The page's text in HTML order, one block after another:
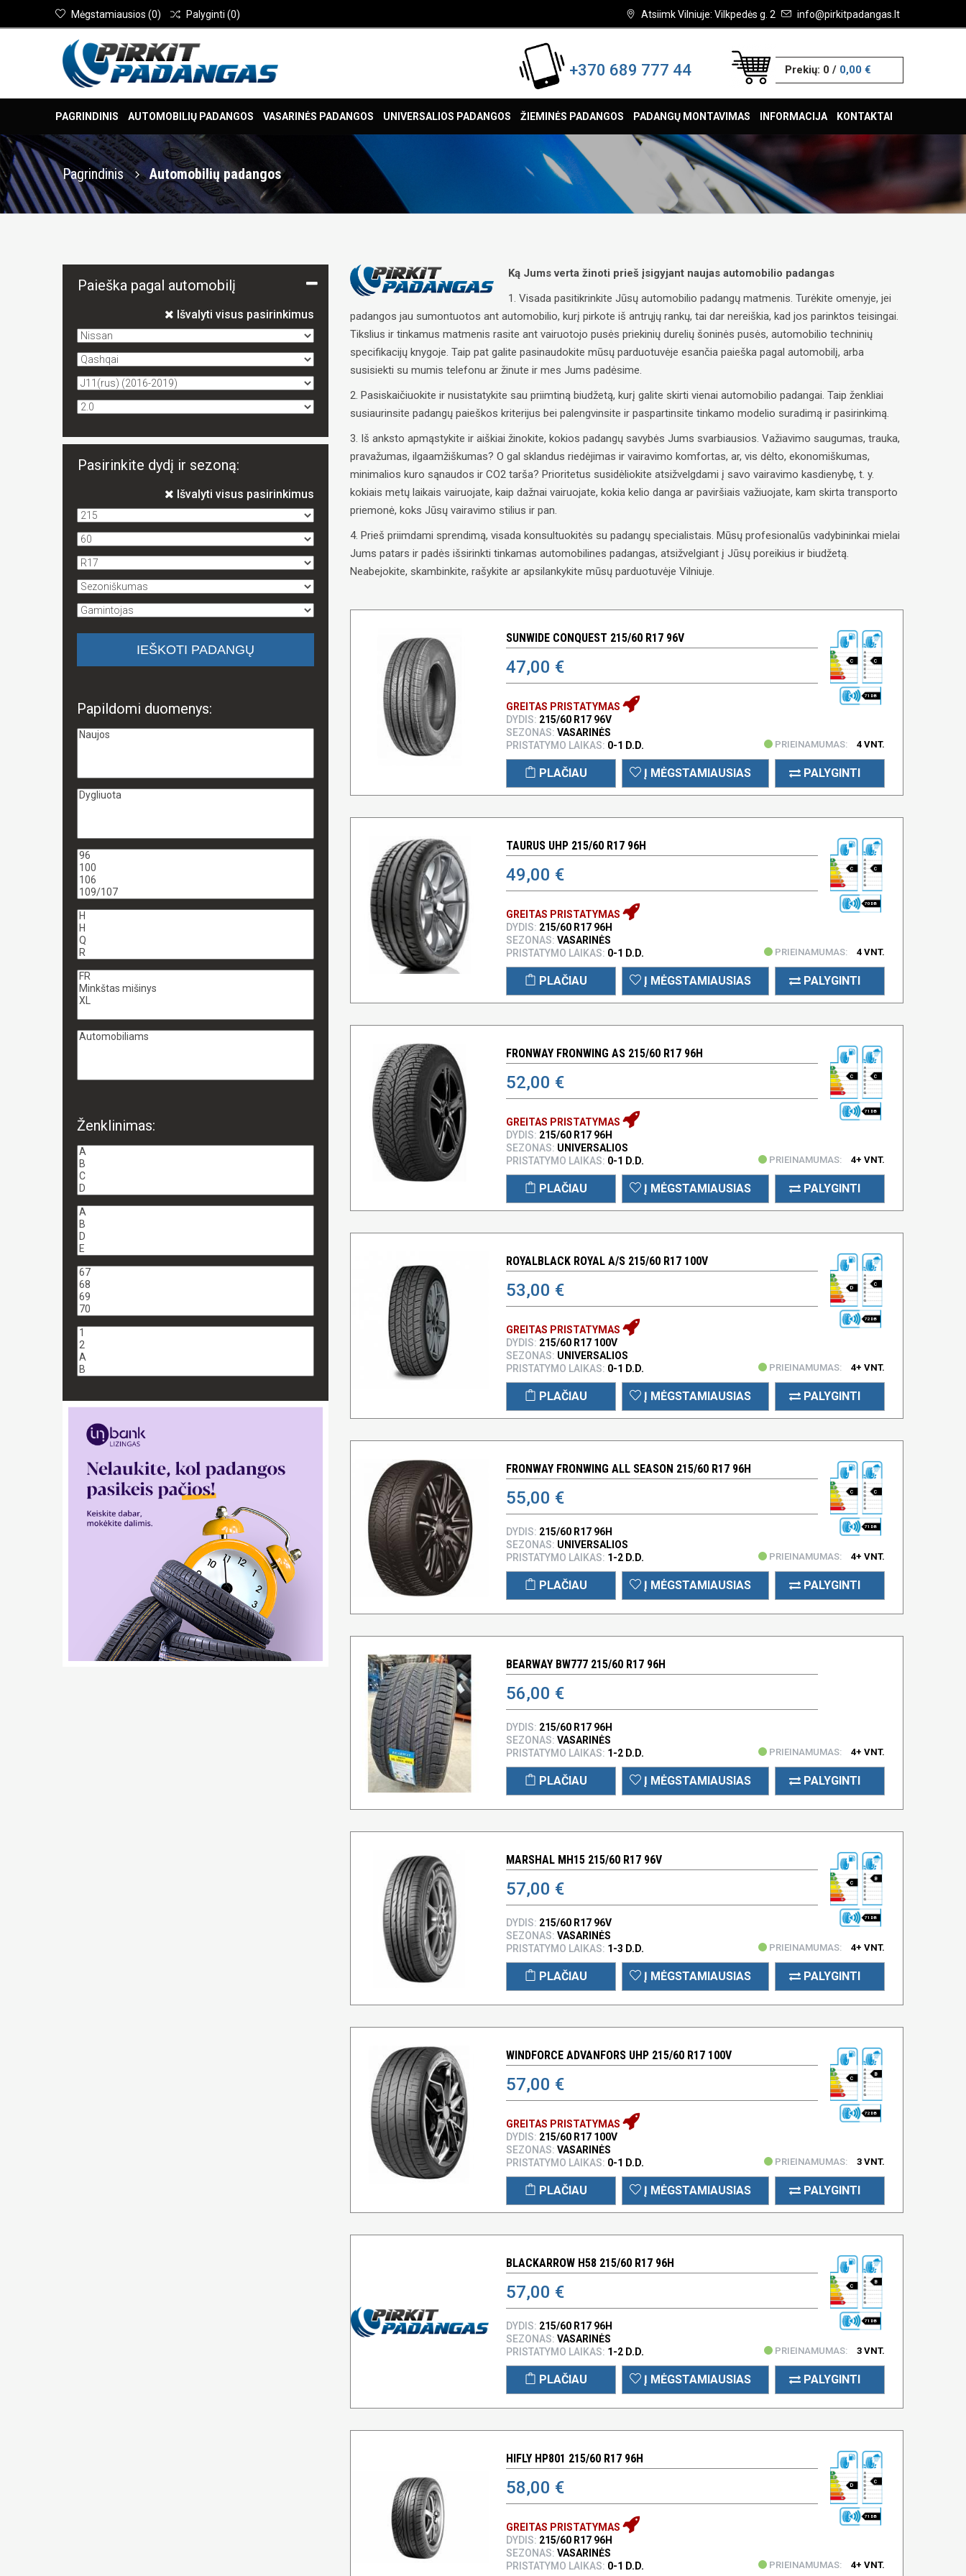
Atsiimk Vilniuje: Vilkpedės g. 2 info@pirkitpadangas.lt
Mėgstamiausios (0) Palyginti (0)
+370 689 777 44 Prekių: 0/ 0,00 €
PAGRINDINIS AUTOMOBILIŲ PADANGOS VASARINĖS PADANGOS UNIVERSALIOS PADANGOS ŽIEMINĖS PADANGOS PADANGŲ MONTAVIMAS INFORMACIJA KONTAKTAI
Pagrindinis Automobilių padangos
Paieška pagal automobilį
Išvalyti visus pasirinkimus
Pasirinkite dydį ir sezoną:
Išvalyti visus pasirinkimus
Papildomi duomenys:
Ženklinimas:
Ką Jums verta žinoti prieš įsigyjant naujas automobilio padangas
1. Visada pasitikrinkite Jūsų automobilio padangų matmenis. Turėkite omenyje, jei
padangos jau sumontuotos ant automobilio, kurį pirkote iš antrųjų rankų, tai dar nereiškia, kad jos parinktos teisingai.
Tikslius ir tinkamus matmenis rasite ant vairuotojo pusės priekinių durelių šoninės pusės, automobilio techninių
specifikacijų knygoje. Taip pat galite pasinaudokite mūsų parduotuvėje esančia paieška pagal automobilį, arba
susisiekti su mumis telefonu ar žinute ir mes Jums padėsime.
2. Pasiskaičiuokite ir nusistatykite sau priimtiną biudžetą, kurį galite skirti vienai automobilio padangai. Taip ženkliai
susiaurinsite padangų paieškos kriterijus bei palengvinsite ir paspartinsite tinkamo modelio suradimą ir pasirinkimą.
3. Iš anksto apmąstykite ir aiškiai žinokite, kokios padangų savybės Jums svarbiausios. Važiavimo saugumas, trauka,
pravažumas, ilgaamžiškumas? O gal sklandus riedėjimas ir vairavimo komfortas, ar, vis dėlto, ekonomiškumas,
minimalios kuro sąnaudos ir CO2 tarša? Prioritetus susidėliokite atsižvelgdami į savo vairavimo kasdienybę, t. y.
kokiais metų laikais vairuojate, kaip dažnai vairuojate, kokia kelio danga ar paviršiais važiuojate, kam skirta transporto
priemonė, koks Jūsų vairavimo stilius ir pan.
4. Prieš priimdami sprendimą, visada konsultuokitės su padangų specialistais. Mūsų profesionalūs vadybininkai mielai
Jums patars ir padės išsirinkti tinkamas automobilines padangas, atsižvelgiant į Jūsų poreikius ir biudžetą.
Neabejokite, skambinkite, rašykite ar apsilankykite mūsų parduotuvėje Vilniuje.
SUNWIDE CONQUEST 215/60 R17 96V
47,00 € C C
71 DB
GREITAS PRISTATYMAS
DYDIS: 215/60 R17 96V
SEZONAS: VASARINĖS
PRISTATYMO LAIKAS: 0-1 D.D. PRIEINAMUMAS: 4 VNT.
PLAČIAU Į MĖGSTAMIAUSIAS PALYGINTI
TAURUS UHP 215/60 R17 96H
49,00 € C C
70 DB
GREITAS PRISTATYMAS
DYDIS: 215/60 R17 96H
SEZONAS: VASARINĖS
PRISTATYMO LAIKAS: 0-1 D.D. PRIEINAMUMAS: 4 VNT.
PLAČIAU Į MĖGSTAMIAUSIAS PALYGINTI
FRONWAY FRONWING AS 215/60 R17 96H
52,00 € C C
71 DB
GREITAS PRISTATYMAS
DYDIS: 215/60 R17 96H
SEZONAS: UNIVERSALIOS
PRISTATYMO LAIKAS: 0-1 D.D. PRIEINAMUMAS: 4+ VNT.
PLAČIAU Į MĖGSTAMIAUSIAS PALYGINTI
ROYALBLACK ROYAL A/S 215/60 R17 100V
53,00 € D
C
72 DB
GREITAS PRISTATYMAS
DYDIS: 215/60 R17 100V
SEZONAS: UNIVERSALIOS
PRISTATYMO LAIKAS: 0-1 D.D. PRIEINAMUMAS: 4+ VNT.
PLAČIAU Į MĖGSTAMIAUSIAS PALYGINTI
FRONWAY FRONWING ALL SEASON 215/60 R17 96H
55,00 € C C
71 DB
DYDIS: 215/60 R17 96H
SEZONAS: UNIVERSALIOS
PRISTATYMO LAIKAS: 1-2 D.D. PRIEINAMUMAS: 4+ VNT.
PLAČIAU Į MĖGSTAMIAUSIAS PALYGINTI
BEARWAY BW777 215/60 R17 96H
56,00 €
DYDIS: 215/60 R17 96H
SEZONAS: VASARINĖS
PRISTATYMO LAIKAS: 1-2 D.D. PRIEINAMUMAS: 4+ VNT.
PLAČIAU Į MĖGSTAMIAUSIAS PALYGINTI
MARSHAL MH15 215/60 R17 96V
57,00 € C
B
71 DB
DYDIS: 215/60 R17 96V
SEZONAS: VASARINĖS
PRISTATYMO LAIKAS: 1-3 D.D. PRIEINAMUMAS: 4+ VNT.
PLAČIAU Į MĖGSTAMIAUSIAS PALYGINTI
WINDFORCE ADVANFORS UHP 215/60 R17 100V
57,00 € C
B
72 DB
GREITAS PRISTATYMAS
DYDIS: 215/60 R17 100V
SEZONAS: VASARINĖS
PRISTATYMO LAIKAS: 0-1 D.D. PRIEINAMUMAS: 3 VNT.
PLAČIAU Į MĖGSTAMIAUSIAS PALYGINTI
BLACKARROW H58 215/60 R17 96H
57,00 € C
B
71 DB
DYDIS: 215/60 R17 96H
SEZONAS: VASARINĖS
PRISTATYMO LAIKAS: 1-2 D.D. PRIEINAMUMAS: 3 VNT.
PLAČIAU Į MĖGSTAMIAUSIAS PALYGINTI
HIFLY HP801 215/60 R17 96H
58,00 € D
C
71 DB
GREITAS PRISTATYMAS
DYDIS: 215/60 R17 96H
SEZONAS: VASARINĖS
PRISTATYMO LAIKAS: 0-1 D.D. PRIEINAMUMAS: 4+ VNT.